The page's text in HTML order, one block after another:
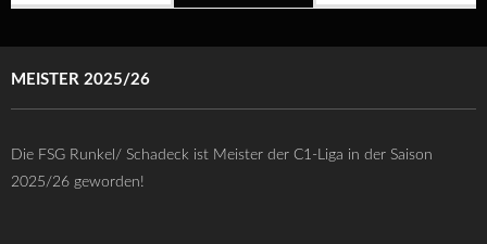
MEISTER 2025/26
Die FSG Runkel/ Schadeck ist Meister der C1-Liga in der Saison
2025/26 geworden!